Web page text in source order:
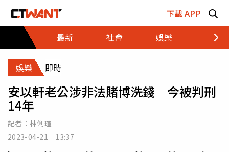
下載 APP
最新
社會 娛樂 財經
娛樂 即時
安以軒老公涉非法賭博洗錢 今被判刑
14年
記者： 林俐瑄
2023-04-21 13:37